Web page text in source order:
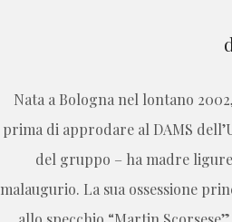
Nata a Bologna nel lontano
prima di approdare al DAMS
del gruppo – ha madre
malaugurio. La sua ossessione